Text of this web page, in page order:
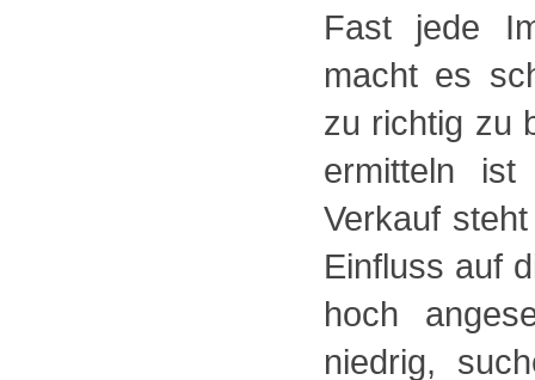
Fast jede
macht es
zu richtig zu
ermitteln ist
Verkauf
Einfluss auf
hoch
niedrig,